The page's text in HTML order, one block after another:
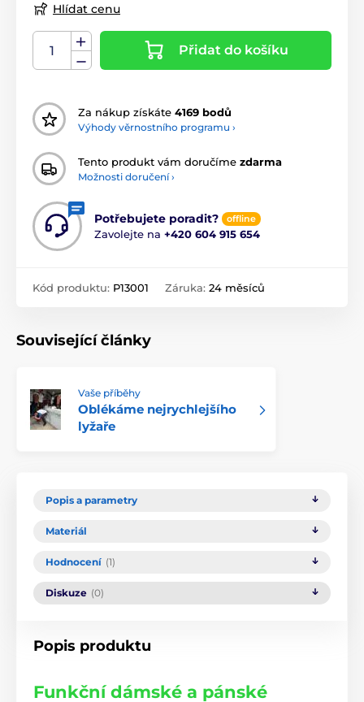
Hlídat cenu
Přidat do košíku
Za nákup získáte 4169 bodů
Výhody věrnostního programu ›
Tento produkt vám doručíme zdarma
Možnosti doručení ›
Potřebujete poradit? offline
Zavolejte na +420 604 915 654
Kód produktu: P13001 Záruka: 24 měsíců
Související články
Vaše příběhy
Oblékáme nejrychlejšího
lyžaře
Popis a parametry
Materiál
Hodnocení (1)
Diskuze (0)
Popis produktu
Funkční dámské a pánské